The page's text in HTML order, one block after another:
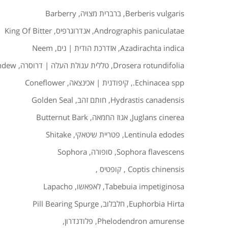
Berberis vulgaris
, ברברית מצויה,
Barberry
Andrographis paniculatae
, אנדרוגרפיס,
King Of Bitter
Azadirachta indica
, אזדרכת הודית | נים,
Neem
Drosera rotundifolia
, טללית עגולת העלה | דרוסרה,
Echinacea spp.
, קיפודנית | אכינצאה,
Coneflower
Hydrastis canadensis
, חותם זהב,
Golden Seal
Juglans cinerea
, אגוז החמאה,
Butternut Bark
Lentinula edodes
, פטריית שיטאקי,
Shitake
Sophora flavescens
, סופורה,
Sophora
Coptis chinensis
, קופטיס ,
Tabebuia impetiginosa
, לאפאשו,
Lapacho
Euphorbia Hirta
, חלבלוב,
Pill Bearing Spurge
Phelodendron amurense
, פלודנדרון,